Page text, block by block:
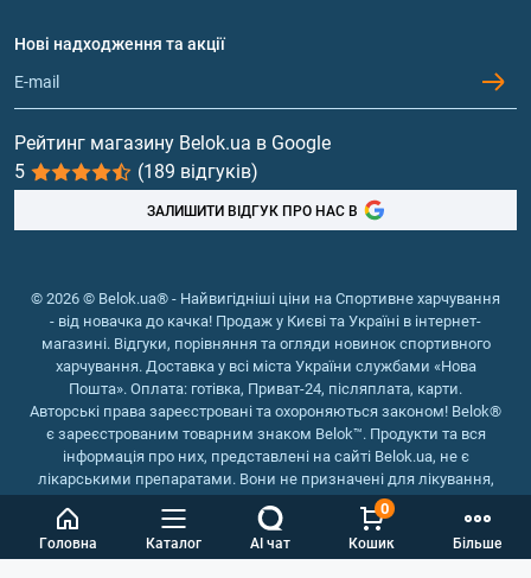
Головна Каталог AI чат Кошик
0
Більше
Обмін та повернення
Протеїн
Гейнери
Вітаміни та мінерали
Риб'ячий жир, жирні кислоти
Нові надходження та акції
Рейтинг магазину Belok.ua в Google
5
(189 відгуків)
ЗАЛИШИТИ ВІДГУК ПРО НАС В
© 2026 © Belok.ua® - Найвигідніші ціни на Спортивне харчування
- від новачка до качка! Продаж у Києві та Україні в інтернет-
магазині. Відгуки, порівняння та огляди новинок спортивного
харчування. Доставка у всі міста України службами «Нова
Пошта». Оплата: готівка, Приват-24, післяплата, карти.
Авторські права зареєстровані та охороняються законом! Belok®
є зареєстрованим товарним знаком Belok™. Продукти та вся
інформація про них, представлені на сайті Belok.ua, не є
лікарськими препаратами. Вони не призначені для лікування,
зняття симптомів та запобігання хворобам.
Інтернет магазин Belok.ua
Інтернет магазин спортивного
харчування